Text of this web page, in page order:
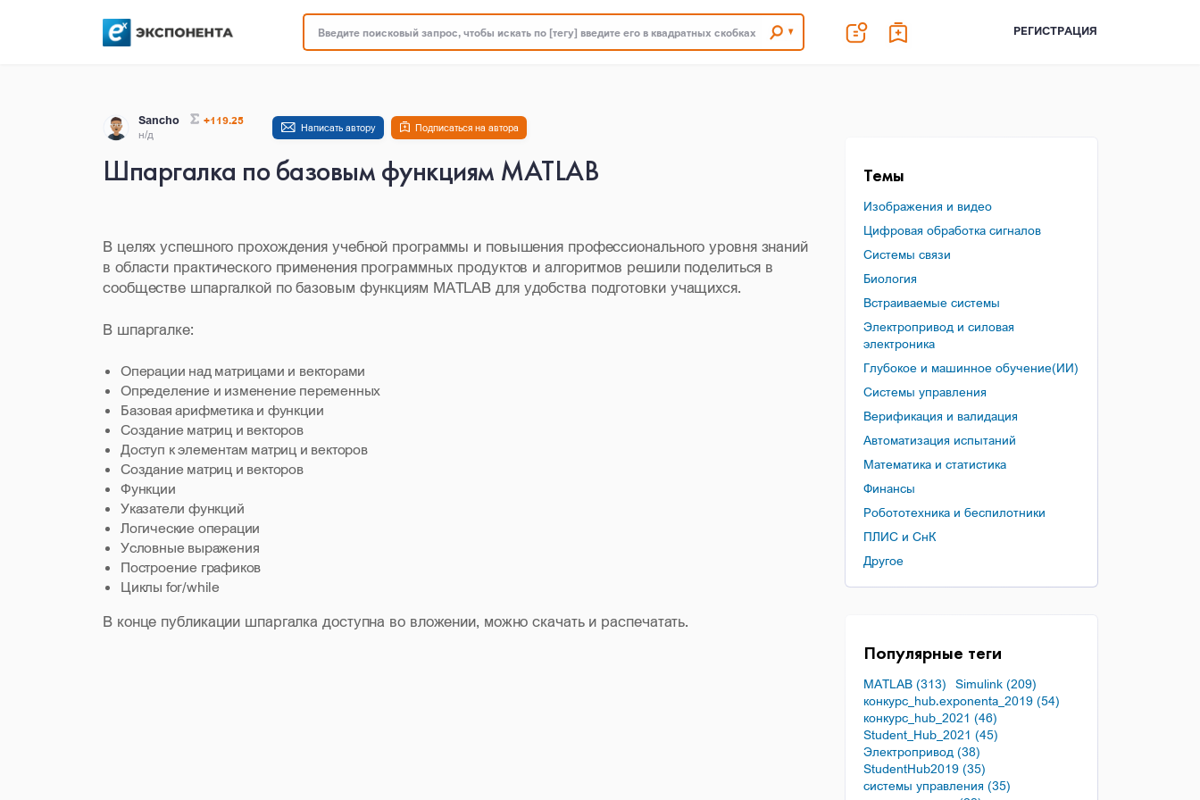
Введите поисковый запрос, чтобы искать по [тегу] введите его в квадратных скобках РЕГИСТРАЦИЯ
Sancho
+119.25
н/д
Написать автору Подписаться на автора
Шпаргалка по базовым функциям MATLAB
В целях успешного прохождения учебной программы и повышения профессионального уровня знаний
в области практического применения программных продуктов и алгоритмов решили поделиться в
сообществе шпаргалкой по базовым функциям MATLAB для удобства подготовки учащихся.
В шпаргалке:
Операции над матрицами и векторами
Определение и изменение переменных
Базовая арифметика и функции
Создание матриц и векторов
Доступ к элементам матриц и векторов
Создание матриц и векторов
Функции
Указатели функций
Логические операции
Условные выражения
Построение графиков
Циклы for/while
В конце публикации шпаргалка доступна во вложении, можно скачать и распечатать.
Темы
Изображения и видео
Цифровая обработка сигналов
Системы связи
Биология
Встраиваемые системы
Электропривод и силовая
электроника
Глубокое и машинное обучение(ИИ)
Системы управления
Верификация и валидация
Автоматизация испытаний
Математика и статистика
Финансы
Робототехника и беспилотники
ПЛИС и СнК
Другое
Популярные теги
MATLAB (313)
Simulink (209)
конкурс_hub.exponenta_2019 (54)
конкурс_hub_2021 (46)
Student_Hub_2021 (45)
Электропривод (38)
StudentHub2019 (35)
системы управления (35)